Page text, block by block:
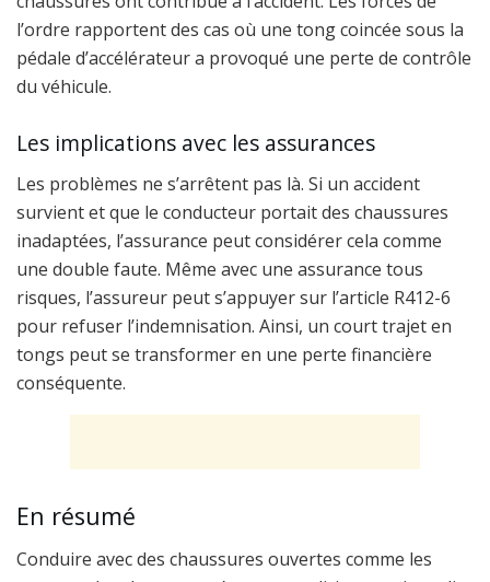
l’ordre rapportent des cas où une tong coincée sous la
pédale d’accélérateur a provoqué une perte de contrôle
du véhicule.
Les implications avec les assurances
Les problèmes ne s’arrêtent pas là. Si un accident
survient et que le conducteur portait des chaussures
inadaptées, l’assurance peut considérer cela comme
une double faute. Même avec une assurance tous
risques, l’assureur peut s’appuyer sur l’article R412-6
pour refuser l’indemnisation. Ainsi, un court trajet en
tongs peut se transformer en une perte financière
conséquente.
En résumé
Conduire avec des chaussures ouvertes comme les